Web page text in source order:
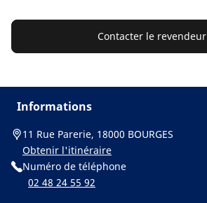
Contacter le revendeur
Informations
11 Rue Parerie, 18000 BOURGES
Obtenir l'itinéraire
Numéro de téléphone
02 48 24 55 92